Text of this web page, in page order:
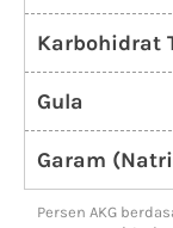
Karbohidrat
Gula
Garam
Persen AKG